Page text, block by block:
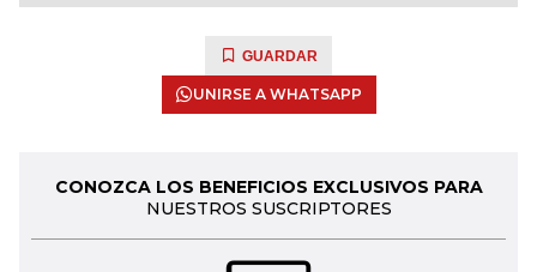
GUARDAR
UNIRSE A WHATSAPP
CONOZCA LOS BENEFICIOS EXCLUSIVOS PARA
NUESTROS SUSCRIPTORES